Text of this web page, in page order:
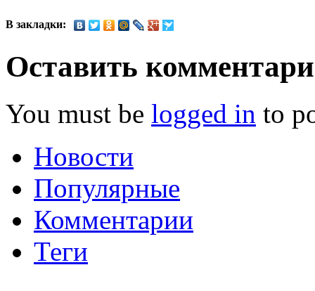
В закладки:
Оставить
You must be logged in to
Новости
Популярные
Комментарии
Теги